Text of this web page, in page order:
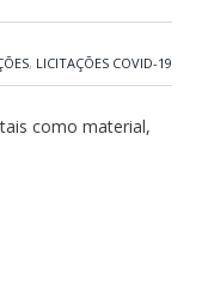
, LICITAÇÕES COVID-19
como material,